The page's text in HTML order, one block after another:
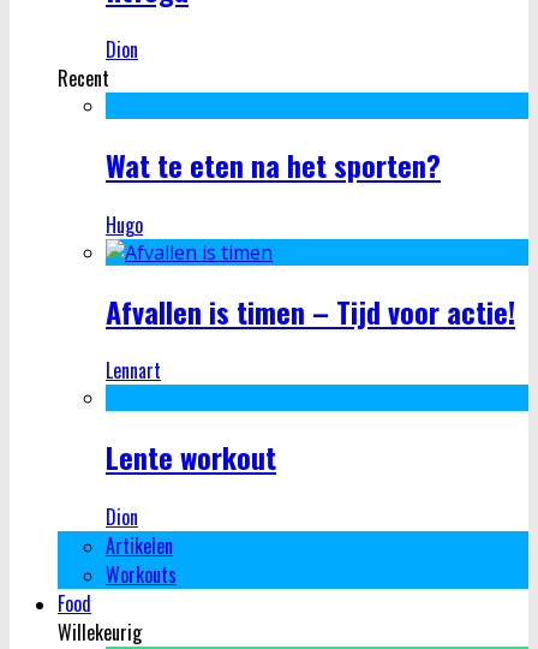
Dion
Recent
Wat te eten na het sporten?
Hugo
Afvallen is timen – Tijd voor actie!
Lennart
Lente workout
Dion
Artikelen
Workouts
Food
Willekeurig